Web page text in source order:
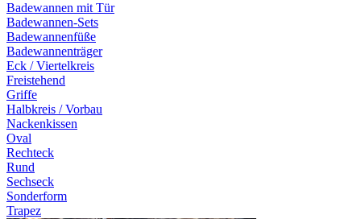
Badewannen mit Tür
Badewannen-Sets
Badewannenfüße
Badewannenträger
Eck / Viertelkreis
Freistehend
Griffe
Halbkreis / Vorbau
Nackenkissen
Oval
Rechteck
Rund
Sechseck
Sonderform
Trapez